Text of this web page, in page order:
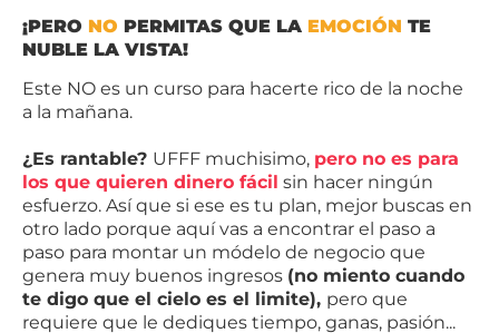
¡PERO NO PERMITAS QUE LA EMOCIÓN TE
NUBLE LA VISTA!
Este NO es un curso para hacerte rico de la noche
a la mañana.
¿Es rantable? UFFF muchisimo, pero no es para
los que quieren dinero fácil sin hacer ningún
esfuerzo. Así que si ese es tu plan, mejor buscas en
otro lado porque aquí vas a encontrar el paso a
paso para montar un módelo de negocio que
genera muy buenos ingresos (no miento cuando
te digo que el cielo es el limite), pero que
requiere que le dediques tiempo, ganas, pasión...